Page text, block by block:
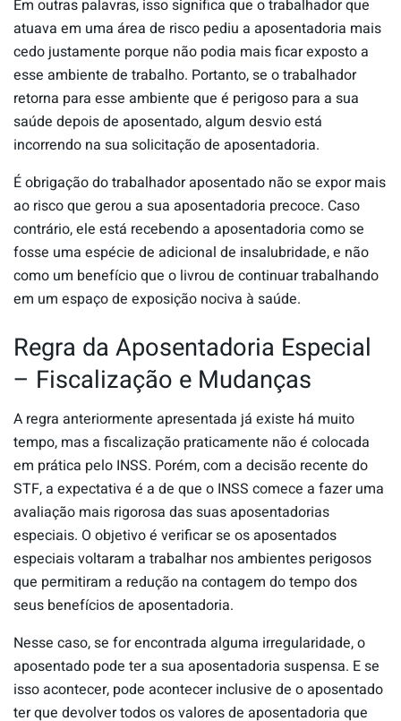
Em outras palavras, isso significa que o trabalhador que
atuava em uma área de risco pediu a aposentadoria mais
cedo justamente porque não podia mais ficar exposto a
esse ambiente de trabalho. Portanto, se o trabalhador
retorna para esse ambiente que é perigoso para a sua
saúde depois de aposentado, algum desvio está
incorrendo na sua solicitação de aposentadoria.
É obrigação do trabalhador aposentado não se expor mais
ao risco que gerou a sua aposentadoria precoce. Caso
contrário, ele está recebendo a aposentadoria como se
fosse uma espécie de adicional de insalubridade, e não
como um benefício que o livrou de continuar trabalhando
em um espaço de exposição nociva à saúde.
Regra da Aposentadoria Especial
– Fiscalização e Mudanças
A regra anteriormente apresentada já existe há muito
tempo, mas a fiscalização praticamente não é colocada
em prática pelo INSS. Porém, com a decisão recente do
STF, a expectativa é a de que o INSS comece a fazer uma
avaliação mais rigorosa das suas aposentadorias
especiais. O objetivo é verificar se os aposentados
especiais voltaram a trabalhar nos ambientes perigosos
que permitiram a redução na contagem do tempo dos
seus benefícios de aposentadoria.
Nesse caso, se for encontrada alguma irregularidade, o
aposentado pode ter a sua aposentadoria suspensa. E se
isso acontecer, pode acontecer inclusive de o aposentado
ter que devolver todos os valores de aposentadoria que